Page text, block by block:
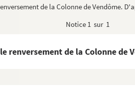
de la Colonne de Vendôme.
Notice 1 sur 1
renversement de la Colonne de
du Père Lachaise (18 mars 1871).
D'après une photographie de l'Institut
D'après une photographie de l'Institut